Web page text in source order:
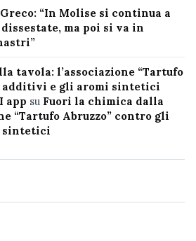
“In Molise si continua a
ma poi si va in
tavola: l’associazione “Tartufo
additivi e gli aromi sintetici
app su Fuori la chimica dalla
“Tartufo Abruzzo” contro gli
sintetici